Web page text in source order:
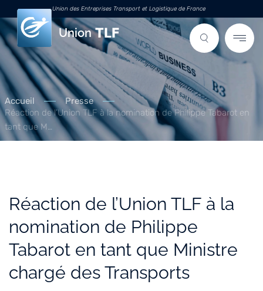
Union des Entreprises Transport et Logistique de France
Union
Accueil
Presse
Réaction de l’Union TLF à la nomination de Philippe Tabarot en
tant que M…
Réaction de l’Union TLF à la
nomination de Philippe
Tabarot en tant que Ministre
chargé des Transports